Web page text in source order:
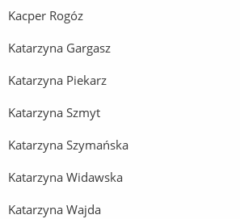
Kacper Rogóz
Katarzyna Gargasz
Katarzyna Piekarz
Katarzyna Szmyt
Katarzyna Szymańska
Katarzyna Widawska
Katarzyna Wajda